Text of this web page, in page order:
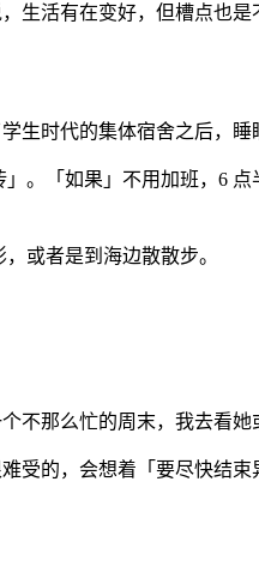
生活有在变好，但槽点也是
生时代的集体宿舍之后，睡
。「如果」不用加班，6
或者是到海边散散步。
不那么忙的周末，我去看她
受的，会想着「要尽快结束